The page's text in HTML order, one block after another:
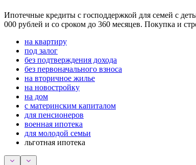
Ипотечные кредиты с господдержкой для семей с
000 рублей и со сроком до 360 месяцев. Покупка и
на квартиру
под залог
без подтверждения дохода
без первоначального взноса
на вторичное жилье
на новостройку
на дом
с материнским капиталом
для пенсионеров
военная ипотека
для молодой семьи
льготная ипотека